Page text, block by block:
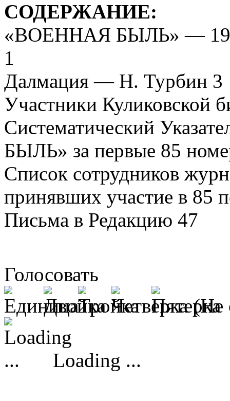
СОДЕРЖАНИЕ:
«ВОЕННАЯ БЫЛЬ» —
1
Далмация — Н. Турбин 3
Участники Куликовской
Систематический
БЫЛЬ» за первые 85
Список сотрудников
принявших участие в 85
Письма в Редакцию 47
Голосовать
(Не
Loading ...